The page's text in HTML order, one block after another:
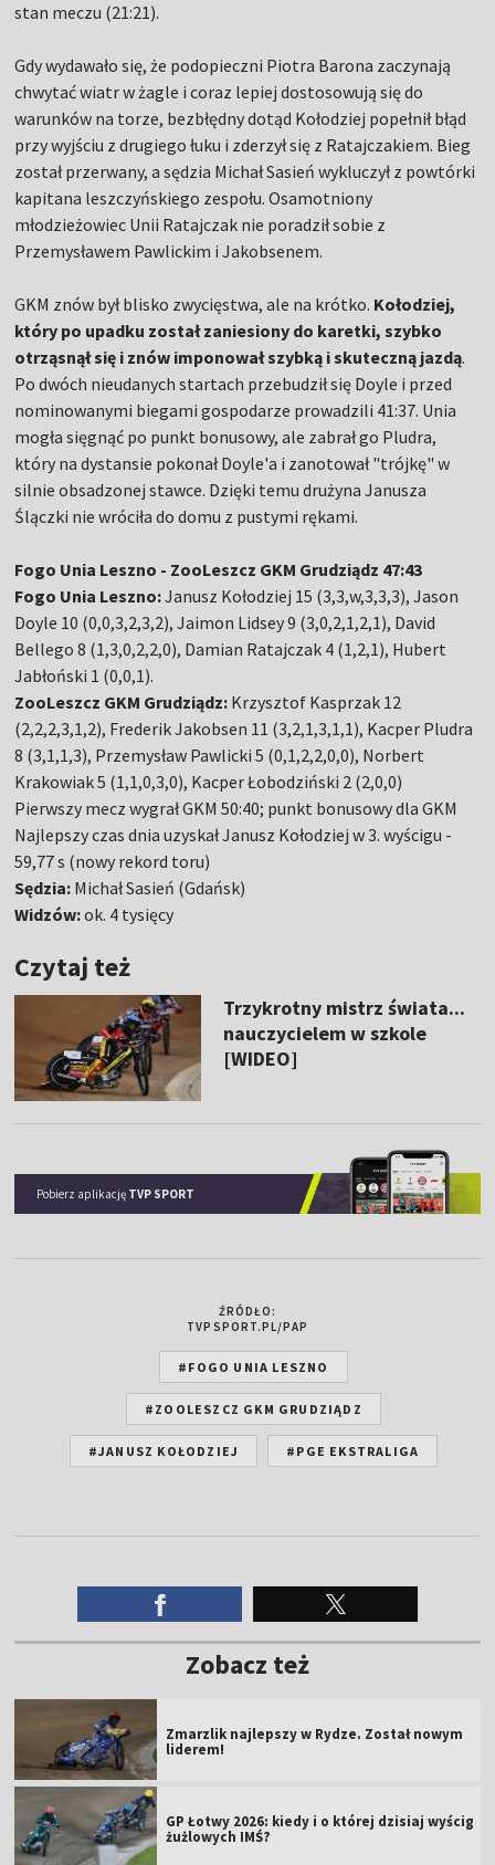
stan meczu (21:21).
Gdy wydawało się, że podopieczni Piotra Barona zaczynają
chwytać wiatr w żagle i coraz lepiej dostosowują się do
warunków na torze, bezbłędny dotąd Kołodziej popełnił błąd
przy wyjściu z drugiego łuku i zderzył się z Ratajczakiem. Bieg
został przerwany, a sędzia Michał Sasień wykluczył z powtórki
kapitana leszczyńskiego zespołu. Osamotniony
młodzieżowiec Unii Ratajczak nie poradził sobie z
Przemysławem Pawlickim i Jakobsenem.
GKM znów był blisko zwycięstwa, ale na krótko. Kołodziej,
który po upadku został zaniesiony do karetki, szybko
otrząsnął się i znów imponował szybką i skuteczną jazdą.
Po dwóch nieudanych startach przebudził się Doyle i przed
nominowanymi biegami gospodarze prowadzili 41:37. Unia
mogła sięgnąć po punkt bonusowy, ale zabrał go Pludra,
który na dystansie pokonał Doyle'a i zanotował "trójkę" w
silnie obsadzonej stawce. Dzięki temu drużyna Janusza
Ślączki nie wróciła do domu z pustymi rękami.
Fogo Unia Leszno - ZooLeszcz GKM Grudziądz 47:43
Fogo Unia Leszno:Janusz Kołodziej 15 (3,3,w,3,3,3), Jason
Doyle 10 (0,0,3,2,3,2), Jaimon Lidsey 9 (3,0,2,1,2,1), David
Bellego 8 (1,3,0,2,2,0), Damian Ratajczak 4 (1,2,1), Hubert
Jabłoński 1 (0,0,1).
ZooLeszcz GKM Grudziądz: Krzysztof Kasprzak 12
(2,2,2,3,1,2), Frederik Jakobsen 11 (3,2,1,3,1,1), Kacper Pludra
8 (3,1,1,3), Przemysław Pawlicki 5 (0,1,2,2,0,0), Norbert
Krakowiak 5 (1,1,0,3,0), Kacper Łobodziński 2 (2,0,0)
Pierwszy mecz wygrał GKM 50:40; punkt bonusowy dla GKM
Najlepszy czas dnia uzyskał Janusz Kołodziej w 3. wyścigu -
59,77 s (nowy rekord toru)
Sędzia: Michał Sasień (Gdańsk)
Widzów:ok. 4 tysięcy
Czytaj też
Trzykrotny mistrz świata...
nauczycielem w szkole
[WIDEO]
Pobierz aplikację TVP SPORT
ŹRÓDŁO:
TVPSPORT.PL/PAP
#FOGO UNIA LESZNO
#ZOOLESZCZ GKM GRUDZIĄDZ
#JANUSZ KOŁODZIEJ #PGE EKSTRALIGA
Zobacz też
Zmarzlik najlepszy w Rydze. Został nowym
liderem!
GP Łotwy 2026: kiedy i o której dzisiaj wyścig
żużlowych IMŚ?